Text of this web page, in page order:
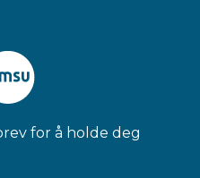
for å holde deg